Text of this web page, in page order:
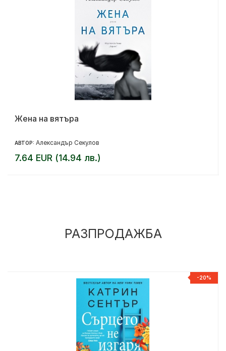
Жена на вятъра
АВТОР: Александър Секулов
7.64 EUR (14.94 лв.)
РАЗПРОДАЖБА
-20%